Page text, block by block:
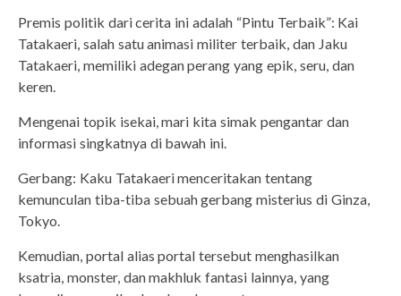
Premis politik dari cerita ini adalah “Pintu Terbaik”: Kai
Tatakaeri, salah satu animasi militer terbaik, dan Jaku
Tatakaeri, memiliki adegan perang yang epik, seru, dan
keren.
Mengenai topik isekai, mari kita simak pengantar dan
informasi singkatnya di bawah ini.
Gerbang: Kaku Tatakaeri menceritakan tentang
kemunculan tiba-tiba sebuah gerbang misterius di Ginza,
Tokyo.
Kemudian, portal alias portal tersebut menghasilkan
ksatria, monster, dan makhluk fantasi lainnya, yang